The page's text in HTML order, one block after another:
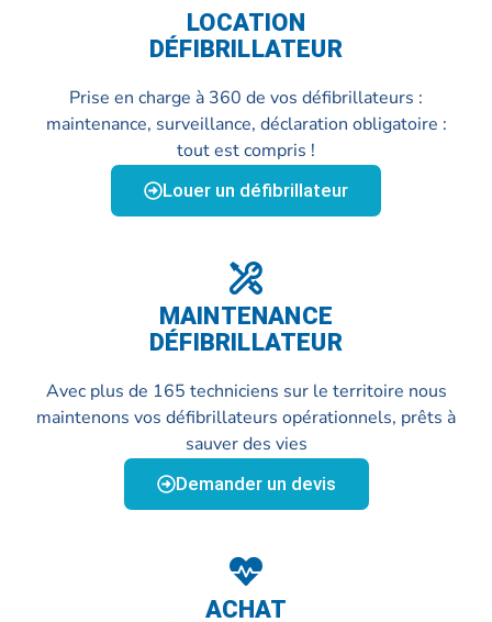
LOCATION
DÉFIBRILLATEUR
Prise en charge à 360 de vos défibrillateurs :
maintenance, surveillance, déclaration obligatoire :
tout est compris !
Louer un défibrillateur
MAINTENANCE
DÉFIBRILLATEUR
Avec plus de 165 techniciens sur le territoire nous
maintenons vos défibrillateurs opérationnels, prêts à
sauver des vies
Demander un devis
ACHAT